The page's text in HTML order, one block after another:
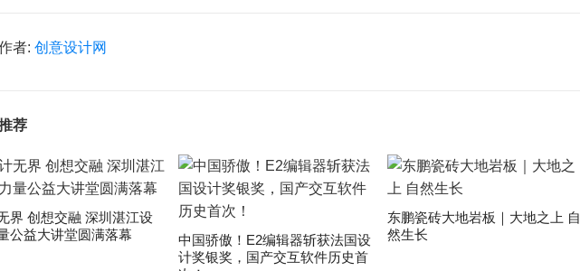
者: 创意设计网
荐
界 创想交融 深圳湛江设
公益大讲堂圆满落幕
中国骄傲！E2编辑器斩获法国设
计奖银奖，国产交互软件历史首
东鹏瓷砖大地岩板｜大地之上 自
然生长